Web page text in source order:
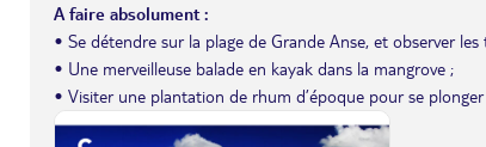
A faire absolument :
• Se détendre sur la plage de Grande Anse, et observer
• Une merveilleuse balade en kayak dans la mangrove ;
• Visiter une plantation de rhum d’époque pour se plonger